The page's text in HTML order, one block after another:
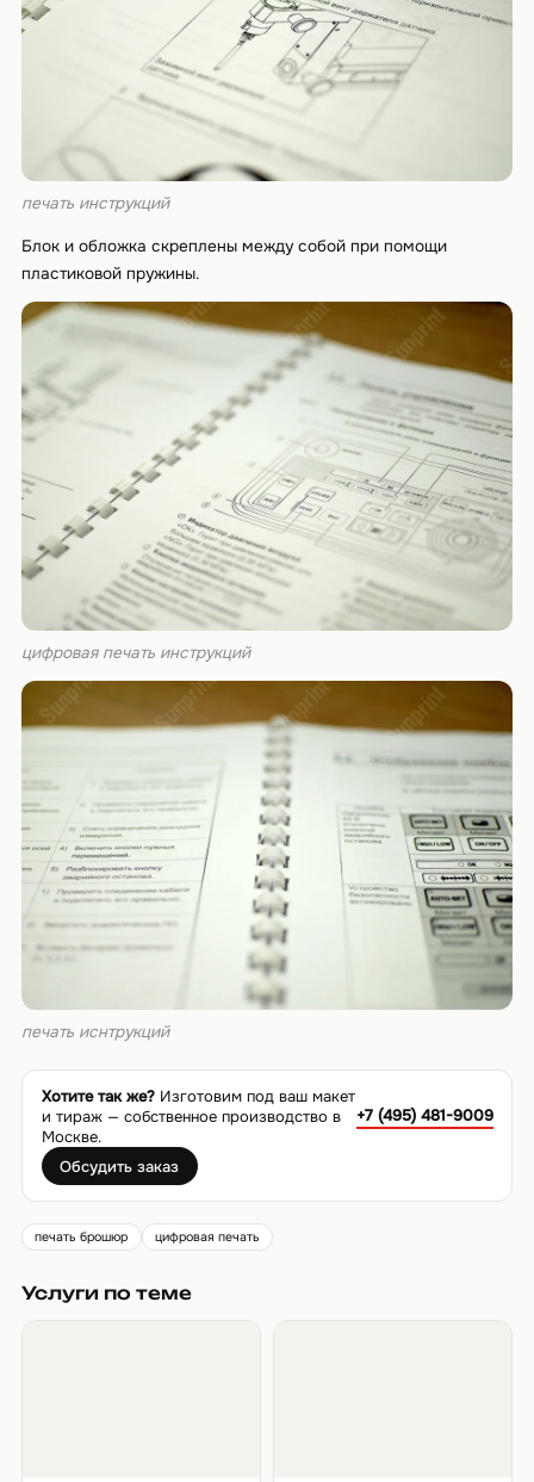
печать инструкций
Блок и обложка скреплены между собой при помощи
пластиковой пружины.
цифровая печать инструкций
печать иснтрукций
Хотите так же?Изготовим под ваш макет
и тираж — собственное производство в
Москве.
+7 (495) 481-9009
Обсудить заказ
печать брошюр цифровая печать
Услуги по теме